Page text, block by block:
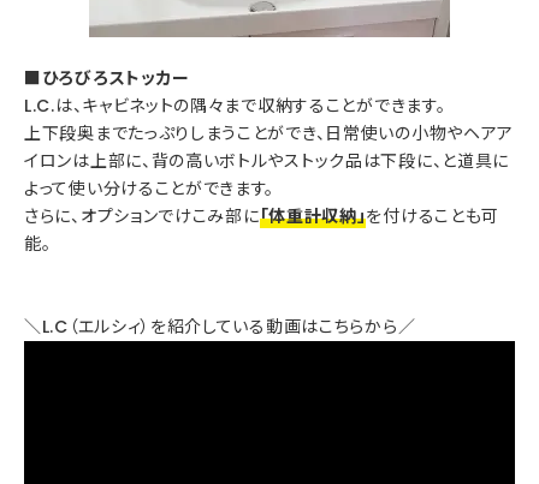
■ひろびろストッカー
L.C.は、キャビネットの隅々まで収納することができます。
上下段奥までたっぷりしまうことができ、日常使いの小物やヘアア
イロンは上部に、背の高いボトルやストック品は下段に、と道具に
よって使い分けることができます。
さらに、オプションでけこみ部に「体重計収納」を付けることも可
能。
＼L.C（エルシィ）を紹介している動画はこちらから／